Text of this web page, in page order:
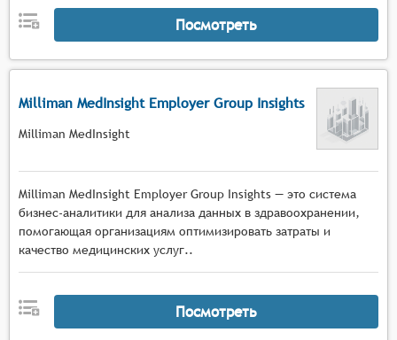
Посмотреть
Milliman MedInsight Employer Group Insights
Milliman MedInsight
Milliman MedInsight Employer Group Insights — это система
бизнес-аналитики для анализа данных в здравоохранении,
помогающая организациям оптимизировать затраты и
качество медицинских услуг..
Посмотреть